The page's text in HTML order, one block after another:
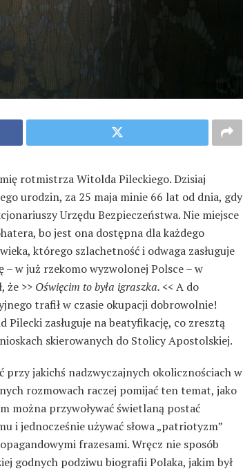
rotmistrza Witolda Pileckiego. Dzisiaj
urodzin, za 25 maja minie 66 lat od dnia, gdy
Urzędu Bezpieczeństwa. Nie miejsce
bo jest ona dostępna dla każdego
którego szlachetność i odwaga zasługuje
– w już rzekomo wyzwolonej Polsce – w
że >> Oświęcim to była igraszka. <<A do
trafił w czasie okupacji dobrowolnie!
zasługuje na beatyfikację, co zresztą
skierowanych do Stolicy Apostolskiej.
przy jakichś nadzwyczajnych okolicznościach w
rozmowach raczej pomijać ten temat, jako
można przywoływać świetlaną postać
i jednocześnie używać słowa „patriotyzm”
frazesami. Wręcz nie sposób
godnych podziwu biografii Polaka, jakim był